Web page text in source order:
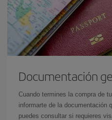
Documentación
Cuando termines la compra de
informarte de la documentación
puedes consultar si requieres